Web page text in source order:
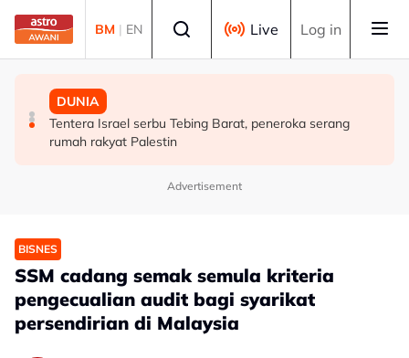
Skip to main content
BM | EN Live Log in
MALAYSIA
Tindakan AKPS sita kontena bawa muatan ke Israel
bukti ketegasan Malaysia - PM Anwar
MALAYSIA
AKPS tahan kontena disyaki bawa dagangan untuk
dieksport ke Israel
DUNIA
Tentera Israel serbu Tebing Barat, peneroka serang
rumah rakyat Palestin
Advertisement
BISNES
SSM cadang semak semula kriteria
pengecualian audit bagi syarikat
persendirian di Malaysia